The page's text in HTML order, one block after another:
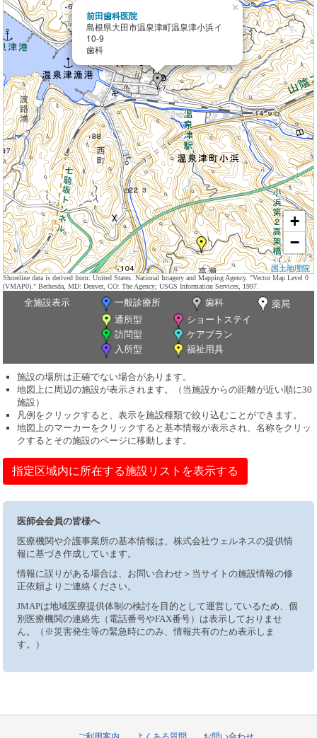
前田歯科医院
島根県大田市温泉津町温泉津小浜イ
10-9
歯科
×
+
−
国土地理院
Shoreline data is derived from: United States. National Imagery and Mapping Agency. "Vector Map Level 0
(VMAP0)." Bethesda, MD: Denver, CO: The Agency; USGS Information Services, 1997.
全施設表示 一般診療所 歯科
薬局
通所型
ショートステイ
訪問型
ケアプラン
入所型
福祉用具
施設の場所は正確でない場合があります。
地図上に周辺の施設が表示されます。（当施設からの距離が近い順に30
施設）
凡例をクリックすると、表示を施設種類で絞り込むことができます。
地図上のマーカーをクリックすると基本情報が表示され、名称をクリッ
クするとその施設のページに移動します。
指定区域内に所在する施設リストを表示する
医師会会員の皆様へ
医療機関や介護事業所の基本情報は、株式会社ウェルネスの提供情
報に基づき作成しています。
情報に誤りがある場合は、お問い合わせ＞当サイトの施設情報の修
正依頼よりご連絡ください。
JMAPは地域医療提供体制の検討を目的として運営しているため、個
別医療機関の連絡先（電話番号やFAX番号）は表示しておりませ
ん。（※災害発生等の緊急時にのみ、情報共有のため表示しま
す。）